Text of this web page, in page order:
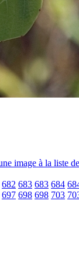
682 683 683 684
697 698 698 703